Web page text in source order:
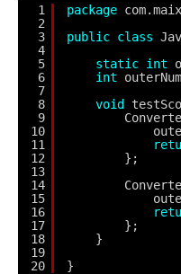
1
2
3
4
5
6
7
8
9
10
11
12
13
14
15
16
17
18
19
20
package
public class
static int
int
void
};
};
}
}